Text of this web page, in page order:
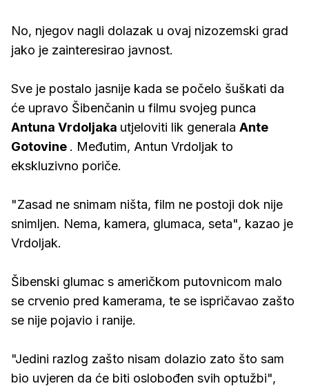
No, njegov nagli dolazak u ovaj nizozemski grad
jako je zainteresirao javnost.
Sve je postalo jasnije kada se počelo šuškati da
će upravo Šibenčanin u filmu svojeg punca
Antuna Vrdoljaka utjeloviti lik generala Ante
Gotovine . Međutim, Antun Vrdoljak to
ekskluzivno poriče.
"Zasad ne snimam ništa, film ne postoji dok nije
snimljen. Nema, kamera, glumaca, seta", kazao je
Vrdoljak.
Šibenski glumac s američkom putovnicom malo
se crvenio pred kamerama, te se ispričavao zašto
se nije pojavio i ranije.
"Jedini razlog zašto nisam dolazio zato što sam
bio uvjeren da će biti oslobođen svih optužbi",